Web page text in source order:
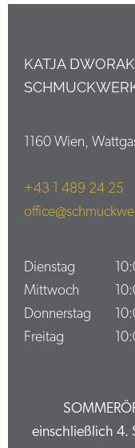
KATJA DWORAK
1160 Wien,
+43 1 489 24 25
Dienstag
Mittwoch
Donnerstag
Freitag
einschließlich 4.